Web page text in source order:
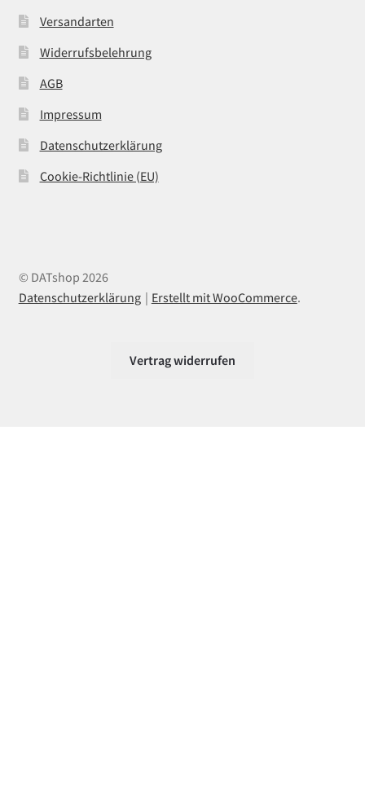
Versandarten
Widerrufsbelehrung
AGB
Impressum
Datenschutzerklärung
Cookie-Richtlinie (EU)
© DATshop 2026
Datenschutzerklärung
Erstellt mit WooCommerce.
Vertrag widerrufen